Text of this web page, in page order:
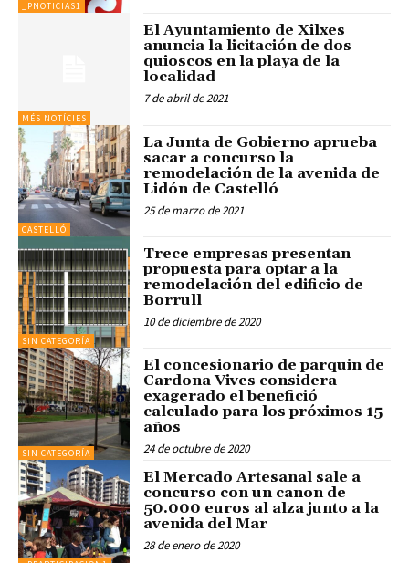
_PNOTICIAS1
MÉS NOTÍCIES
El Ayuntamiento de Xilxes
anuncia la licitación de dos
quioscos en la playa de la
localidad
7 de abril de 2021
CASTELLÓ
La Junta de Gobierno aprueba
sacar a concurso la
remodelación de la avenida de
Lidón de Castelló
25 de marzo de 2021
SIN CATEGORÍA
Trece empresas presentan
propuesta para optar a la
remodelación del edificio de
Borrull
10 de diciembre de 2020
SIN CATEGORÍA
El concesionario de parquin de
Cardona Vives considera
exagerado el benefició
calculado para los próximos 15
años
24 de octubre de 2020
El Mercado Artesanal sale a
concurso con un canon de
50.000 euros al alza junto a la
avenida del Mar
28 de enero de 2020